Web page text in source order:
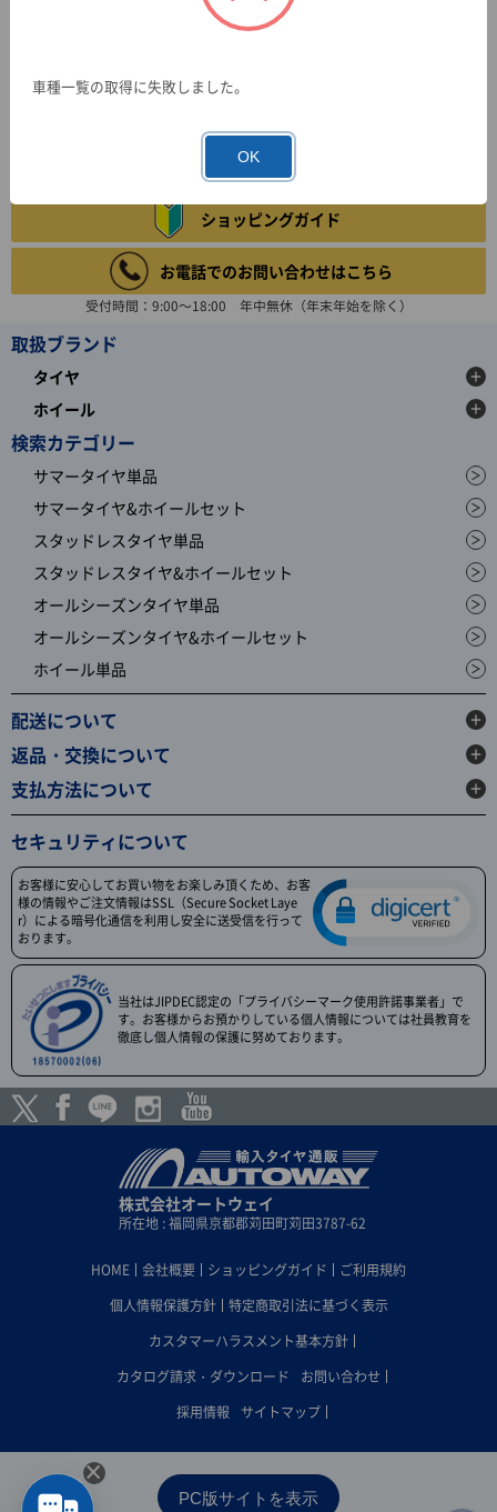
ショッピングガイド
お電話でのお問い合わせはこちら
受付時間：9:00～18:00 年中無休（年末年始を除く）
取扱ブランド
タイヤ
ホイール
検索カテゴリー
サマータイヤ単品
サマータイヤ&ホイールセット
スタッドレスタイヤ単品
スタッドレスタイヤ&ホイールセット
オールシーズンタイヤ単品
オールシーズンタイヤ&ホイールセット
ホイール単品
配送について
返品・交換について
支払方法について
セキュリティについて
お客様に安心してお買い物をお楽しみ頂くため、お客
様の情報やご注文情報はSSL（Secure Socket Laye
r）による暗号化通信を利用し安全に送受信を行って
おります。
当社はJIPDEC認定の「プライバシーマーク使用許諾事業者」で
す。お客様からお預かりしている個人情報については社員教育を
徹底し個人情報の保護に努めております。
株式会社オートウェイ
所在地 : 福岡県京都郡苅田町苅田3787-62
HOME 会社概要 ショッピングガイド
ご利用規約
個人情報保護方針
特定商取引法に基づく表示
カスタマーハラスメント基本方針
カタログ請求・ダウンロード
お問い合わせ
採用情報
サイトマップ
PC版サイトを表示
×
車種一覧の取得に失敗しました。
OK